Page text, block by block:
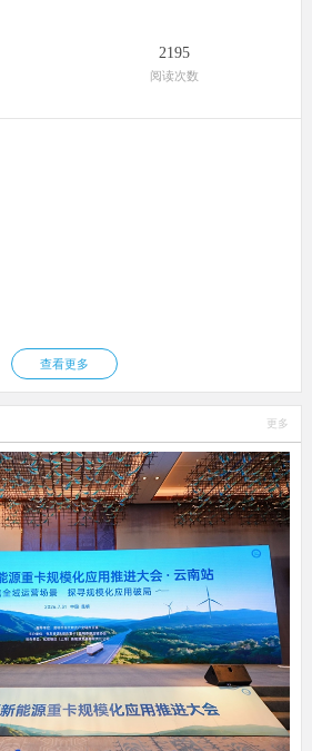
2195
阅读次数
查看更多
更多